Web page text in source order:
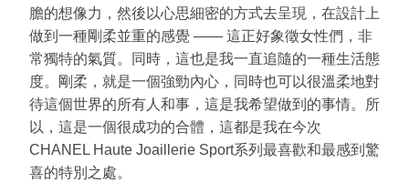
膽的想像力，然後以心思細密的方式去呈現，在設計上
做到一種剛柔並重的感覺 —— 這正好象徵女性們，非
常獨特的氣質。同時，這也是我一直追隨的一種生活態
度。剛柔，就是一個強勁內心，同時也可以很溫柔地對
待這個世界的所有人和事，這是我希望做到的事情。所
以，這是一個很成功的合體，這都是我在今次
CHANEL Haute Joaillerie Sport系列最喜歡和最感到驚
喜的特別之處。